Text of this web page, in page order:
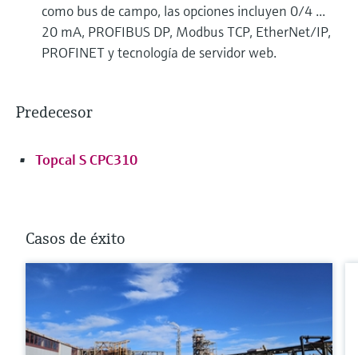
como bus de campo, las opciones incluyen 0/4 ...
20 mA, PROFIBUS DP, Modbus TCP, EtherNet/IP,
PROFINET y tecnología de servidor web.
Predecesor
Topcal S CPC310
Casos de éxito